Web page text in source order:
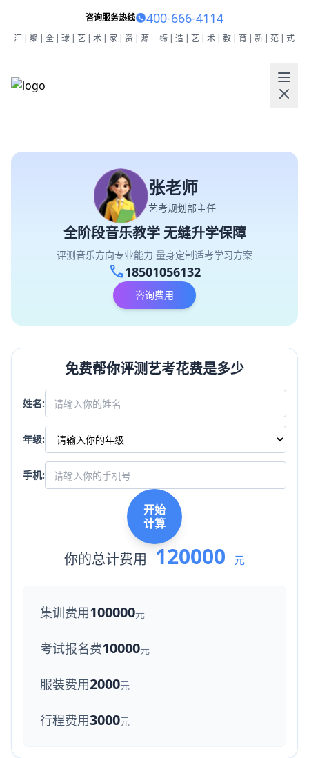
咨询服务热线 400-666-4114
汇|聚|全|球|艺|术|家|资|源 缔|造|艺|术|教|育|新|范|式
张老师
艺考规划部主任
全阶段音乐教学 无缝升学保障
评测音乐方向专业能力 量身定制适考学习方案
call18501056132
咨询费用
免费帮你评测艺考花费是多少
姓名:
年级:
手机:
开始
计算
你的总计费用 120000 元
集训费用100000元
考试报名费10000元
服装费用2000元
行程费用3000元